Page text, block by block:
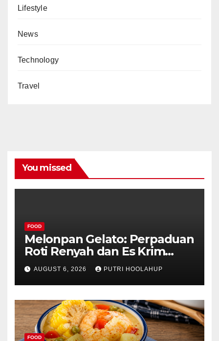
Lifestyle
News
Technology
Travel
You missed
FOOD
Melonpan Gelato: Perpaduan
Roti Renyah dan Es Krim
Lembut yang Menggoda
AUGUST 6, 2026 PUTRI HOOLAHUP
FOOD